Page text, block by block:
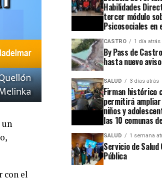
un
con el
Habilidades
tercer módulo
Psicosociales en
CASTRO 1 día atrás
By Pass de
hasta nuevo aviso
SALUD 3 días atrás
Firman histórico
permitirá
niños y
las 10 comunas
SALUD 1 semana
Servicio de
Pública